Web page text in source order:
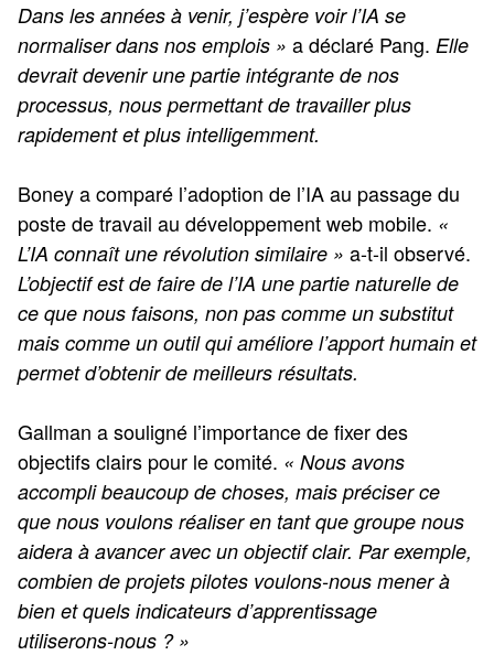
Dans les années à venir, j’espère voir l’IA se
normaliser dans nos emplois » a déclaré Pang. Elle
devrait devenir une partie intégrante de nos
processus, nous permettant de travailler plus
rapidement et plus intelligemment.
Boney a comparé l’adoption de l’IA au passage du
poste de travail au développement web mobile. «
L’IA connaît une révolution similaire » a-t-il observé.
L’objectif est de faire de l’IA une partie naturelle de
ce que nous faisons, non pas comme un substitut
mais comme un outil qui améliore l’apport humain et
permet d’obtenir de meilleurs résultats.
Gallman a souligné l’importance de fixer des
objectifs clairs pour le comité. « Nous avons
accompli beaucoup de choses, mais préciser ce
que nous voulons réaliser en tant que groupe nous
aidera à avancer avec un objectif clair. Par exemple,
combien de projets pilotes voulons-nous mener à
bien et quels indicateurs d’apprentissage
utiliserons-nous ? »